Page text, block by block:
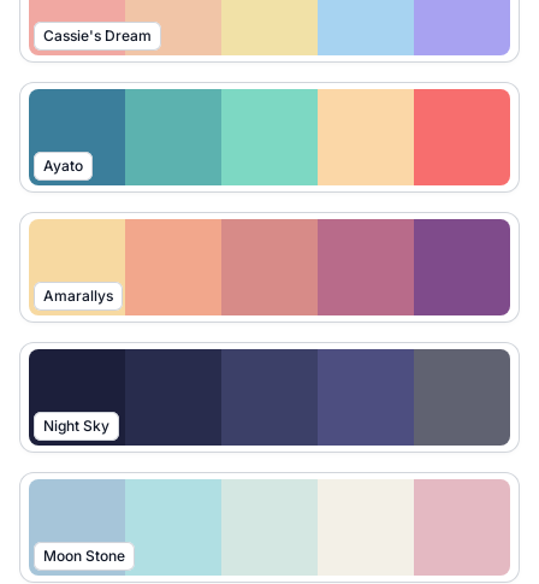
Cassie's Dream
Ayato
Amarallys
Night Sky
Moon Stone